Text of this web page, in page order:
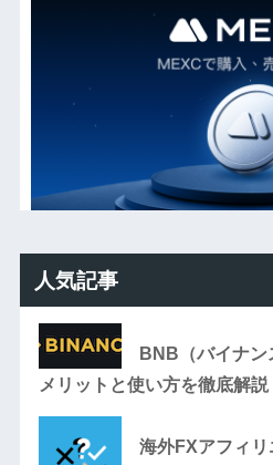
人気記事
BNB（バイナン
メリットと使い方を徹底解説
海外FXアフィ